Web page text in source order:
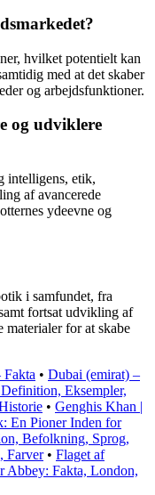
hvilket potentielt kan
med at det skaber
og arbejdsfunktioner.
og udviklere
intelligens, etik,
af avancerede
ydeevne og
i samfundet, fra
fortsat udvikling af
materialer for at skabe
• Dubai (emirat) –
Eksempler,
• Genghis Khan |
En Pioner Inden for
Befolkning, Sprog,
Farver• Flaget af
Abbey: Fakta, London,